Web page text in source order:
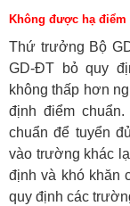
Không được hạ điểm
Thứ trưởng Bộ
GD-ĐT bỏ quy
không thấp hơn
định điểm
chuẩn để tuyển
vào trường khác
định và khó khăn
quy định các